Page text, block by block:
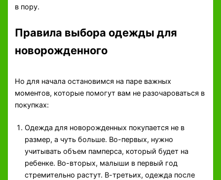
в пору.
Правила выбора одежды для
новорожденного
Но для начала остановимся на паре важных
моментов, которые помогут вам не разочароваться в
покупках:
Одежда для новорожденных покупается не в
размер, а чуть больше. Во-первых, нужно
учитывать объем памперса, который будет на
ребенке. Во-вторых, малыши в первый год
стремительно растут. В-третьих, одежда после